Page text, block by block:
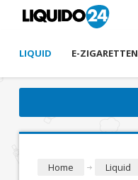
LIQUID E-ZIGARETTEN
Home Liquid